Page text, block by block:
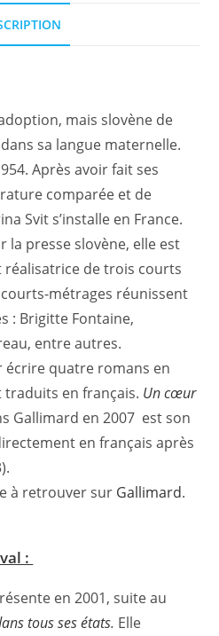
mais slovène de
sa langue maternelle.
Après avoir fait ses
comparée et de
Svit s’installe en France.
la presse slovène, elle est
réalisatrice de trois courts
métrages réunissent
: Brigitte Fontaine,
entre autres.
écrire quatre romans en
en français. Un cœur
Gallimard en 2007 est son
en français après
à retrouver sur Gallimard.
:
en 2001, suite au
tous ses états. Elle